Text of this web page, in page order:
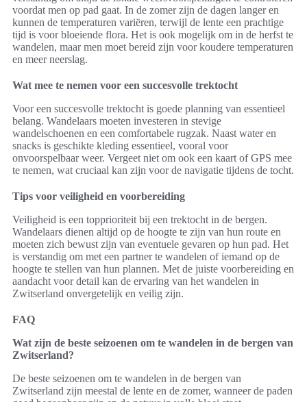
voordat men op pad gaat. In de zomer zijn de dagen langer en
kunnen de temperaturen variëren, terwijl de lente een prachtige
tijd is voor bloeiende flora. Het is ook mogelijk om in de herfst te
wandelen, maar men moet bereid zijn voor koudere temperaturen
en meer neerslag.
Wat mee te nemen voor een succesvolle trektocht
Voor een succesvolle trektocht is goede planning van essentieel
belang. Wandelaars moeten investeren in stevige
wandelschoenen en een comfortabele rugzak. Naast water en
snacks is geschikte kleding essentieel, vooral voor
onvoorspelbaar weer. Vergeet niet om ook een kaart of GPS mee
te nemen, wat cruciaal kan zijn voor de navigatie tijdens de tocht.
Tips voor veiligheid en voorbereiding
Veiligheid is een topprioriteit bij een trektocht in de bergen.
Wandelaars dienen altijd op de hoogte te zijn van hun route en
moeten zich bewust zijn van eventuele gevaren op hun pad. Het
is verstandig om met een partner te wandelen of iemand op de
hoogte te stellen van hun plannen. Met de juiste voorbereiding en
aandacht voor detail kan de ervaring van het wandelen in
Zwitserland onvergetelijk en veilig zijn.
FAQ
Wat zijn de beste seizoenen om te wandelen in de bergen van
Zwitserland?
De beste seizoenen om te wandelen in de bergen van
Zwitserland zijn meestal de lente en de zomer, wanneer de paden